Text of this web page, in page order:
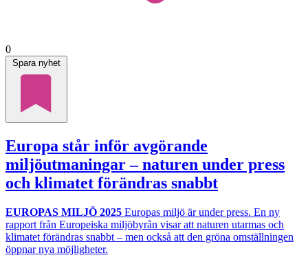
0
Spara nyhet
Europa står inför avgörande
miljöutmaningar – naturen under press
och klimatet förändras snabbt
EUROPAS MILJÖ 2025 Europas miljö är under press. En ny
rapport från Europeiska miljöbyrån visar att naturen utarmas och
klimatet förändras snabbt – men också att den gröna omställningen
öppnar nya möjligheter.